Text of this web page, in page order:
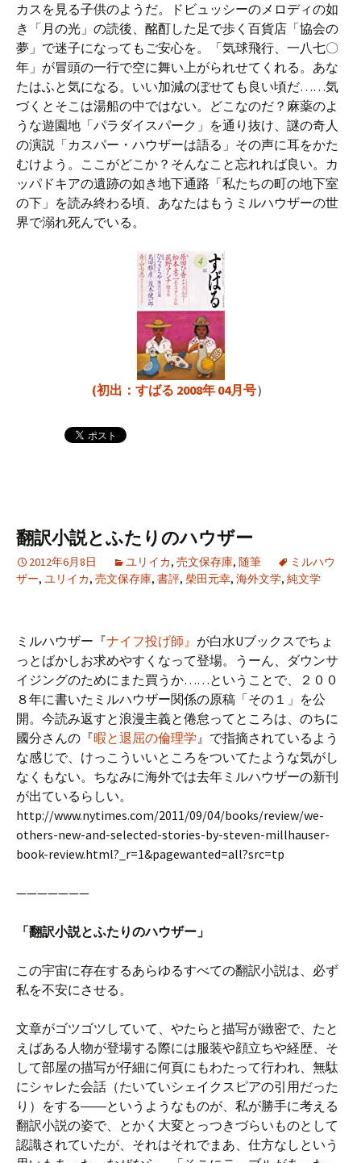
カスを見る子供のようだ。ドビュッシーのメロディの如
き「月の光」の読後、酩酊した足で歩く百貨店「協会の
夢」で迷子になってもご安心を。「気球飛行、一八七〇
年」が冒頭の一行で空に舞い上がられせてくれる。あな
たはふと気になる。いい加減のぼせても良い頃だ……気
づくとそこは湯船の中ではない。どこなのだ？麻薬のよ
うな遊園地「パラダイスパーク」を通り抜け、謎の奇人
の演説「カスパー・ハウザーは語る」その声に耳をかた
むけよう。ここがどこか？そんなこと忘れれば良い。カ
ッパドキアの遺跡の如き地下通路「私たちの町の地下室
の下」を読み終わる頃、あなたはもうミルハウザーの世
界で溺れ死んでいる。
(初出：すばる 2008年 04月号）
翻訳小説とふたりのハウザー
2012年6月8日 ユリイカ, 売文保存庫, 随筆
ミルハウ
ザー, ユリイカ, 売文保存庫, 書評, 柴田元幸, 海外文学, 純文学
ミルハウザー『ナイフ投げ師』 が白水Uブックスでちょ
っとばかしお求めやすくなって登場。うーん、ダウンサ
イジングのためにまた買うか……ということで、２００
８年に書いたミルハウザー関係の原稿「その１」を公
開。今読み返すと浪漫主義と倦怠ってところは、のちに
國分さんの『暇と退屈の倫理学』で指摘されているよう
な感じで、けっこういいところをついてたような気がし
なくもない。ちなみに海外では去年ミルハウザーの新刊
が出ているらしい。
http://www.nytimes.com/2011/09/04/books/review/we-
others-new-and-selected-stories-by-steven-millhauser-
book-review.html?_r=1&pagewanted=all?src=tp
———————
「翻訳小説とふたりのハウザー」
この宇宙に存在するあらゆるすべての翻訳小説は、必ず
私を不安にさせる。
文章がゴツゴツしていて、やたらと描写が緻密で、たと
えばある人物が登場する際には服装や顔立ちや経歴、そ
して部屋の描写が仔細に何頁にもわたって行われ、無駄
にシャレた会話（たいていシェイクスピアの引用だった
り）をする――というようなものが、私が勝手に考える
翻訳小説の姿で、とかく大変とっつきづらいものとして
認識されていたが、それはそれでまあ、仕方なしという